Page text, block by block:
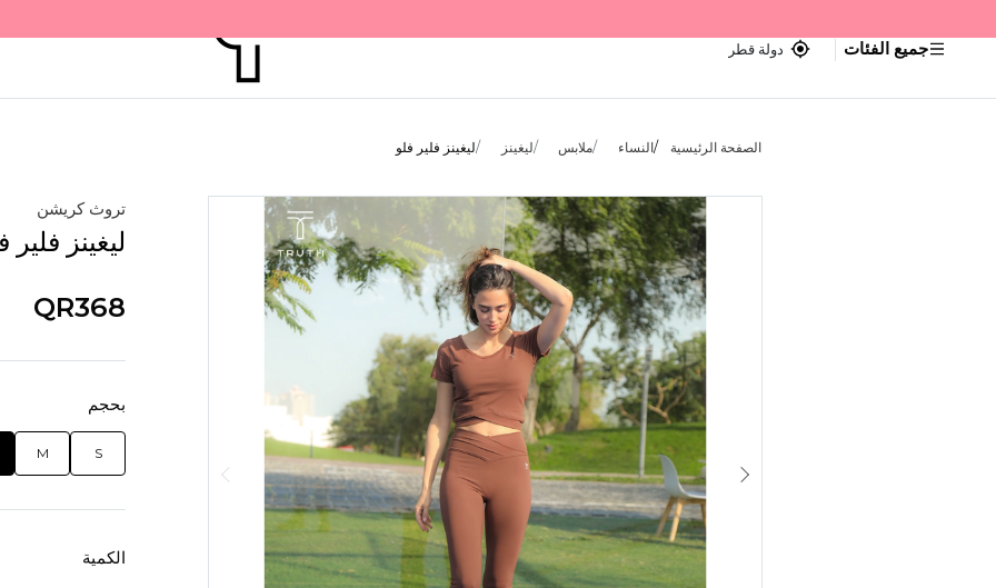
جميع الفئات دولة قطر
الصفحة الرئيسية النساء ملابس ليغينز ليغينز فلير فلو
تروث كريشن
ليغينز فلير
QR368
بحجم
S
M
الكمية